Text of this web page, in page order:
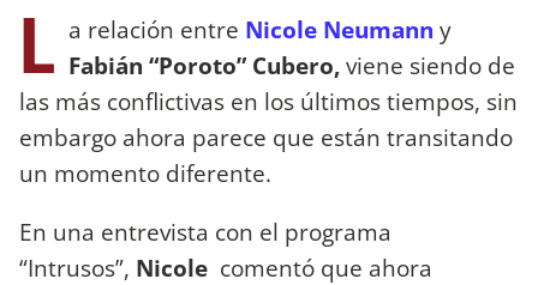
L a relación entre Nicole Neumann y
Fabián “Poroto” Cubero,viene siendo de
las más conflictivas en los últimos tiempos, sin
embargo ahora parece que están transitando
un momento diferente.
En una entrevista con el programa
“Intrusos”, Nicole comentó que ahora